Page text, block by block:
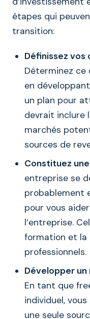
étapes qui
transition:
Définissez vos
Déterminez ce
en
un plan pour
devrait inclure
marchés
sources de
Constituez
entreprise se
probablement
pour vous
l’entreprise.
formation et la
professionnels.
Développer
En tant que
individuel,
une seule